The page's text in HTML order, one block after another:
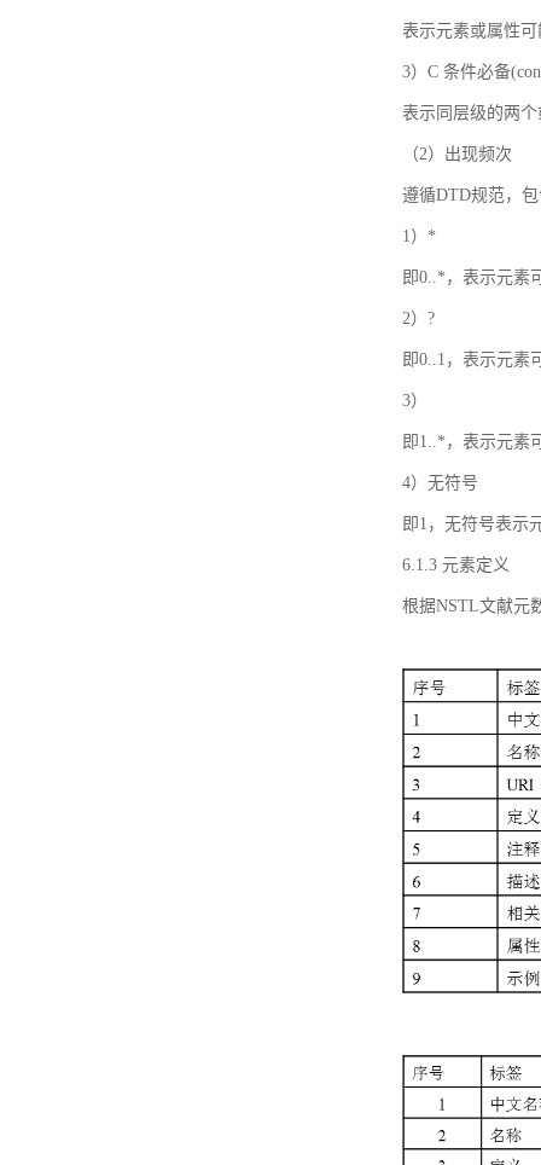
表示元素或属性
3）C 条件必备
表示同层级的两
（2）出现频次
遵循DTD规范，
1）*
即0..*，表示元素
2）?
即0..1，表示元素
3）
即1..*，表示元素
4）无符号
即1，无符号表示
6.1.3 元素定义
根据NSTL文献元